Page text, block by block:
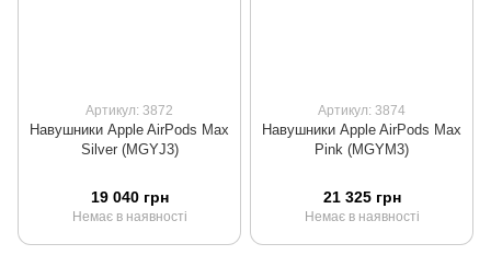
Артикул: 3872
Навушники Apple AirPods Max
Silver (MGYJ3)
19 040 грн
Немає в наявності
Артикул: 3874
Навушники Apple AirPods Max
Pink (MGYM3)
21 325 грн
Немає в наявності